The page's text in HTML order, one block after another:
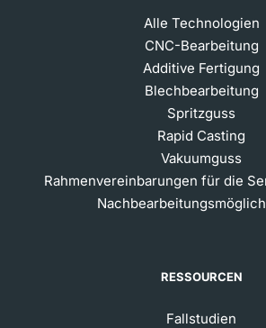
Alle Technologien
CNC-Bearbeitung
Additive Fertigung
Blechbearbeitung
Spritzguss
Rapid Casting
Vakuumguss
Rahmenvereinbarungen für die
RESSOURCEN
Fallstudien